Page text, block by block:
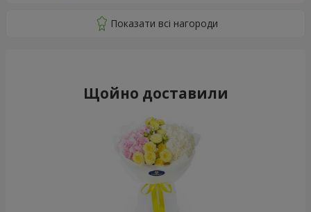
Щойно доставили